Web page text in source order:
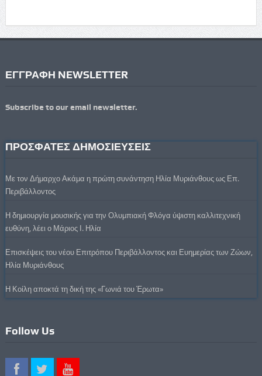
ΕΓΓΡΑΦΗ NEWSLETTER
Subscribe to our email newsletter.
ΠΡΟΣΦΑΤΕΣ ΔΗΜΟΣΙΕΥΣΕΙΣ
Με τον Δήμαρχο Ακάμα η πρώτη συνάντηση Ηλία Μυριάνθους ως Επ.
Περιβάλλοντος
Η δημιουργία μουσικής για την Ολυμπιακή Φλόγα ύψιστη καλλιτεχνική
ευθύνη, λέει ο Μάριος Ι. Ηλία
Επισκέψεις του νέου Επιτρόπου Περιβάλλοντος και Ευημερίας των Ζώων,
Ηλία Μυριάνθους
Η Κοίλη αποκτά τη δική της «Γωνιά του Έρωτα»
Follow Us